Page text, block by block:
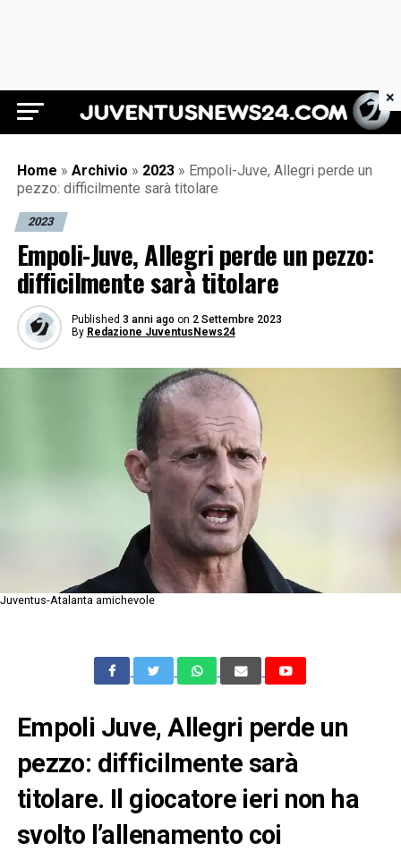
Juventus News 24
Home » Archivio » 2023 » Empoli-Juve, Allegri perde un
pezzo: difficilmente sarà titolare
2023
Empoli-Juve, Allegri perde un pezzo:
difficilmente sarà titolare
Published 3 anni ago on 2 Settembre 2023
By Redazione JuventusNews24
Juventus-Atalanta amichevole
Empoli Juve, Allegri perde un
pezzo: difficilmente sarà
titolare. Il giocatore ieri non ha
svolto l’allenamento coi
×